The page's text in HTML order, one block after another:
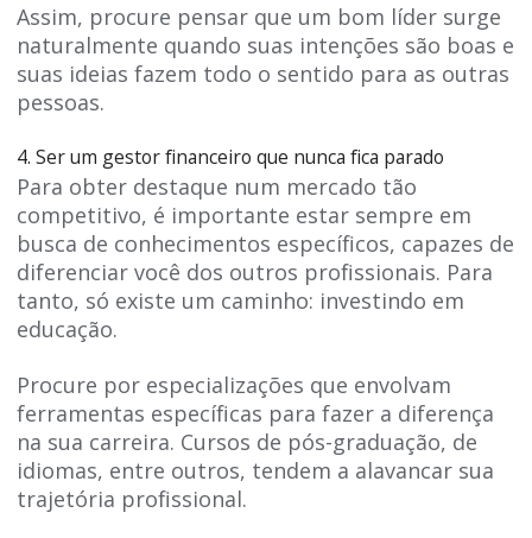
Assim, procure pensar que um bom líder surge
naturalmente quando suas intenções são boas e
suas ideias fazem todo o sentido para as outras
pessoas.
4. Ser um gestor financeiro que nunca fica parado
Para obter destaque num mercado tão
competitivo, é importante estar sempre em
busca de conhecimentos específicos, capazes de
diferenciar você dos outros profissionais. Para
tanto, só existe um caminho: investindo em
educação.
Procure por especializações que envolvam
ferramentas específicas para fazer a diferença
na sua carreira. Cursos de pós-graduação, de
idiomas, entre outros, tendem a alavancar sua
trajetória profissional.